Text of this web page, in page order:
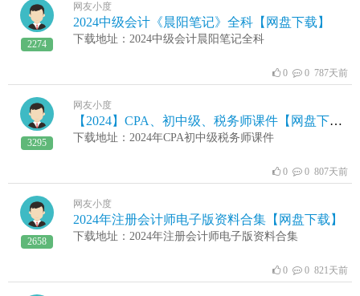
2274
网友小度
2024中级会计《晨阳笔记》全科【网盘下载】
下载地址：2024中级会计晨阳笔记全科
0 0 787天前
3295
网友小度
【2024】CPA、初中级、税务师课件【网盘下载】
下载地址：2024年CPA初中级税务师课件
0 0 807天前
2658
网友小度
2024年注册会计师电子版资料合集【网盘下载】
下载地址：2024年注册会计师电子版资料合集
0 0 821天前